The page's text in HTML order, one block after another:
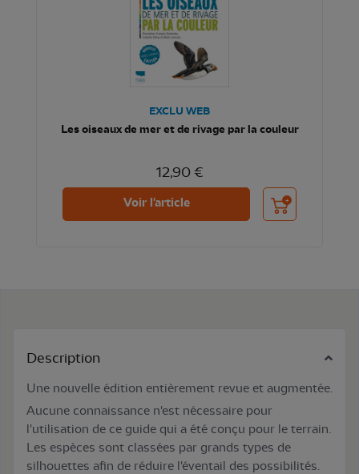
EXCLU WEB
Les oiseaux de mer et de rivage par la couleur
12,90 €
Voir l'article Ajouter au panier
Description
Une nouvelle édition entièrement revue et augmentée.
Aucune connaissance n'est nécessaire pour
l'utilisation de ce guide qui a été conçu pour le terrain.
Les espèces sont classées par grands types de
silhouettes afin de réduire l'éventail des possibilités.